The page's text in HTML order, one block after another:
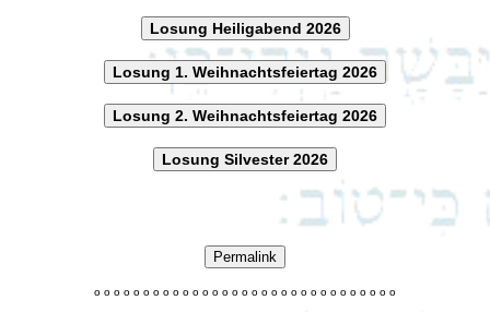
Losung Heiligabend 2026
Losung 1. Weihnachtsfeiertag 2026
Losung 2. Weihnachtsfeiertag 2026
Losung Silvester 2026
Permalink
o o o o o o o o o o o o o o o o o o o o o o o o o o o o o o o